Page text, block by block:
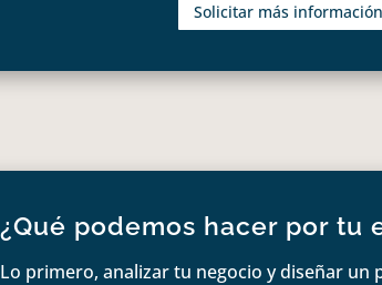
Solicitar más información
¿Qué podemos hacer por tu
Lo primero, analizar tu negocio y diseñar un